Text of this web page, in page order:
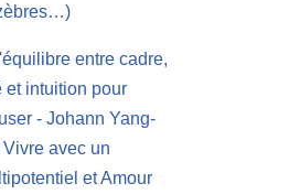
entre cadre,
et intuition pour
- Johann Yang-
avec un
et Amour